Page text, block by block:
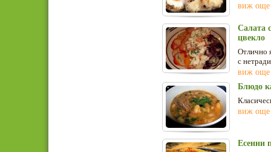
виж още
Салата
цвекло
Отлично
с
виж още
Блюдо
виж още
Есенни